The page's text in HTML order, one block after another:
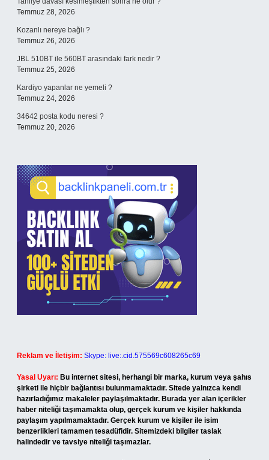
Temmuz 28, 2026
Kozanlı nereye bağlı ?
Temmuz 26, 2026
JBL 510BT ile 560BT arasındaki fark nedir ?
Temmuz 25, 2026
Kardiyo yapanlar ne yemeli ?
Temmuz 24, 2026
34642 posta kodu neresi ?
Temmuz 20, 2026
Reklam ve İletişim: Skype: live:.cid.575569c608265c69
Yasal Uyarı: Bu internet sitesi, herhangi bir marka, kurum veya şahıs
şirketi ile hiçbir bağlantısı bulunmamaktadır. Sitede yalnızca kendi
hazırladığımız makaleler paylaşılmaktadır. Burada yer alan içerikler
haber niteliği taşımamakta olup, gerçek kurum ve kişiler hakkında
paylaşım yapılmamaktadır. Gerçek kurum ve kişiler ile isim
benzerlikleri tamamen tesadüfidir. Sitemizdeki bilgiler taslak
halindedir ve tavsiye niteliği taşımazlar.